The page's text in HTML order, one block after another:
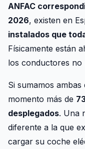
ANFAC
2026, existen en
instalados que
Físicamente están
los conductores no
Si sumamos
momento más de
desplegados. Una
diferente a la que
cargar su coche